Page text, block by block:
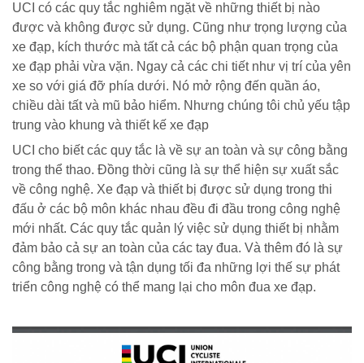
UCI có các quy tắc nghiêm ngặt về những thiết bị nào
được và không được sử dụng. Cũng như trọng lượng của
xe đạp, kích thước mà tất cả các bộ phận quan trọng của
xe đạp phải vừa vặn. Ngay cả các chi tiết như vị trí của yên
xe so với giá đỡ phía dưới. Nó mở rộng đến quần áo,
chiều dài tất và mũ bảo hiểm. Nhưng chúng tôi chủ yếu tập
trung vào khung và thiết kế xe đạp
UCI cho biết các quy tắc là về sự an toàn và sự công bằng
trong thể thao. Đồng thời cũng là sự thể hiện sự xuất sắc
về công nghệ. Xe đạp và thiết bị được sử dụng trong thi
đấu ở các bộ môn khác nhau đều đi đầu trong công nghệ
mới nhất. Các quy tắc quản lý việc sử dụng thiết bị nhằm
đảm bảo cả sự an toàn của các tay đua. Và thêm đó là sự
công bằng trong và tận dụng tối đa những lợi thế sự phát
triển công nghệ có thể mang lại cho môn đua xe đạp.